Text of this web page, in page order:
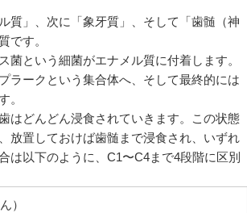
質」、次に「象牙質」、そして「歯髄（神
です。
という細菌がエナメル質に付着します。
ラークという集合体へ、そして最終的には
。
はどんどん浸食されていきます。この状態
放置しておけば歯髄まで浸食され、いずれ
は以下のように、C1〜C4まで4段階に区別
）